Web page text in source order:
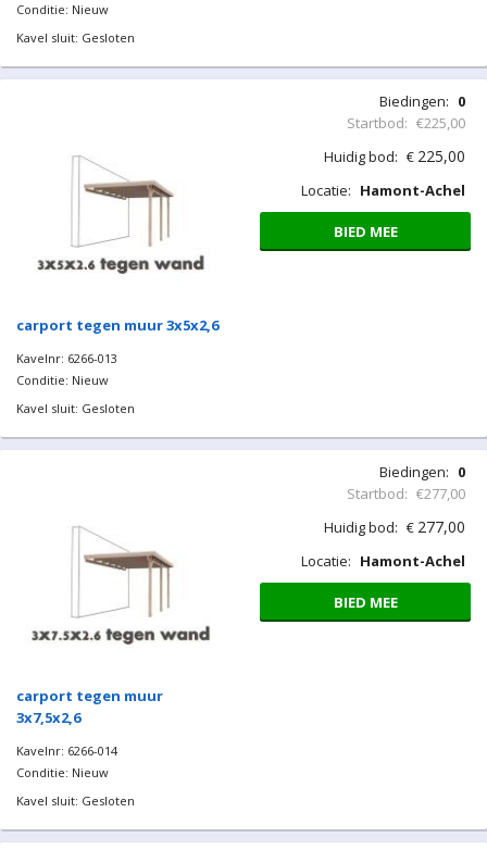
Conditie: Nieuw
Kavel sluit: Gesloten
carport tegen muur 3x5x2,6
Kavelnr: 6266-013
Conditie: Nieuw
Kavel sluit: Gesloten
Biedingen: 0
Startbod: €225,00
Huidig bod: € 225,00
Locatie: Hamont-Achel
BIED MEE
carport tegen muur
3x7,5x2,6
Kavelnr: 6266-014
Conditie: Nieuw
Kavel sluit: Gesloten
Biedingen: 0
Startbod: €277,00
Huidig bod: € 277,00
Locatie: Hamont-Achel
BIED MEE